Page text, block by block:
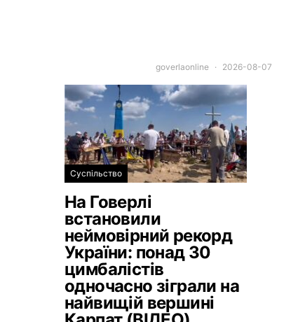
goverlaonline 2026-08-07
Суспільство
На Говерлі
встановили
неймовірний рекорд
України: понад 30
цимбалістів
одночасно зіграли на
найвищій вершині